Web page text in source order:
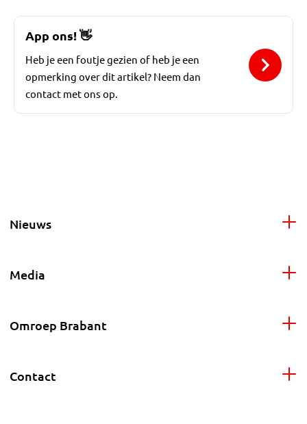
App ons!👋
Heb je een foutje gezien of heb je een
opmerking over dit artikel? Neem dan
contact met ons op.
Nieuws
Media
Omroep Brabant
Contact